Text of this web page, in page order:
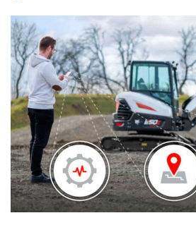
v
o
y
e
r
u
n
c
o
u
r
r